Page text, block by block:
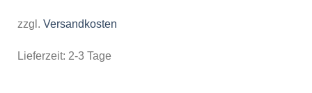
zzgl. Versandkosten
Lieferzeit: 2-3 Tage